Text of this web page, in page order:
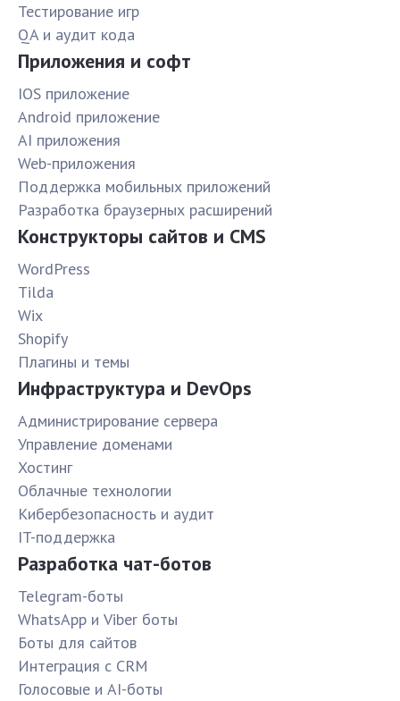
Тестирование игр
QA и аудит кода
Приложения и софт
IOS приложение
Android приложение
AI приложения
Web-приложения
Поддержка мобильных приложений
Разработка браузерных расширений
Конструкторы сайтов и CMS
WordPress
Tilda
Wix
Shopify
Плагины и темы
Инфраструктура и DevOps
Администрирование сервера
Управление доменами
Хостинг
Облачные технологии
Кибербезопасность и аудит
IT-поддержка
Разработка чат-ботов
Telegram-боты
WhatsApp и Viber боты
Боты для сайтов
Интеграция с CRM
Голосовые и AI-боты